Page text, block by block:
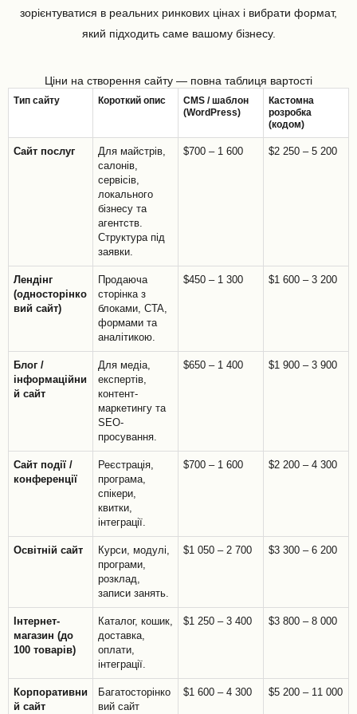
зорієнтуватися в реальних ринкових цінах і вибрати формат,
який підходить саме вашому бізнесу.
Ціни на створення сайту — повна таблиця вартості
Тип сайту Короткий опис
CMS / шаблон
(WordPress)
Кастомна
розробка
(кодом)
Сайт послуг
Для майстрів,
салонів,
сервісів,
локального
бізнесу та
агентств.
Структура під
заявки.
$700 – 1 600 $2 250 – 5 200
Лендінг
(односторінко
вий сайт)
Продаюча
сторінка з
блоками, CTA,
формами та
аналітикою.
$450 – 1 300 $1 600 – 3 200
Блог /
інформаційни
й сайт
Для медіа,
експертів,
контент-
маркетингу та
SEO-
просування.
$650 – 1 400 $1 900 – 3 900
Сайт події /
конференції
Реєстрація,
програма,
спікери,
квитки,
інтеграції.
$700 – 1 600 $2 200 – 4 300
Освітній сайт
Курси, модулі,
програми,
розклад,
записи занять.
$1 050 – 2 700 $3 300 – 6 200
Інтернет-
магазин (до
100 товарів)
Каталог, кошик,
доставка,
оплати,
інтеграції.
$1 250 – 3 400 $3 800 – 8 000
Корпоративни
й сайт
Багатосторінко
вий сайт
$1 600 – 4 300 $5 200 – 11 000